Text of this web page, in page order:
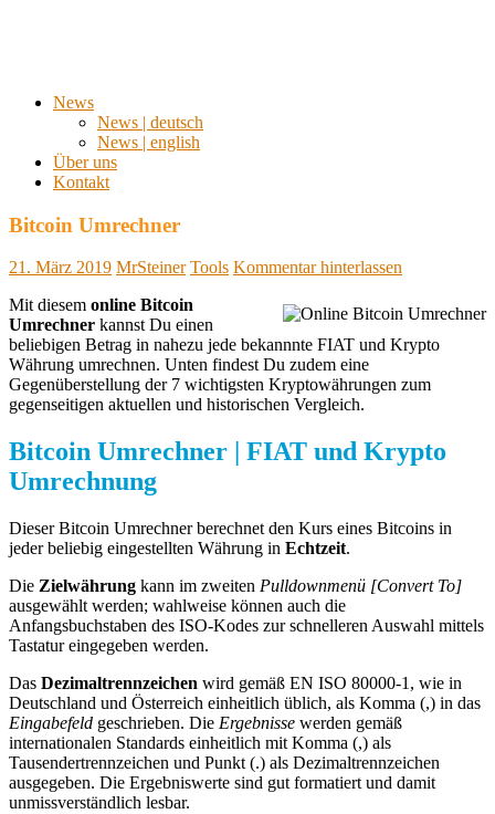
News
News | deutsch
News | english
Über uns
Kontakt
Bitcoin Umrechner
21. März 2019 MrSteiner Tools Kommentar hinterlassen
Mit diesem online Bitcoin
Umrechner kannst Du einen
beliebigen Betrag in nahezu jede bekannnte FIAT und Krypto
Währung umrechnen. Unten findest Du zudem eine
Gegenüberstellung der 7 wichtigsten Kryptowährungen zum
gegenseitigen aktuellen und historischen Vergleich.
Bitcoin Umrechner | FIAT und Krypto
Umrechnung
Dieser Bitcoin Umrechner berechnet den Kurs eines Bitcoins in
jeder beliebig eingestellten Währung in Echtzeit.
Die Zielwährung kann im zweiten Pulldownmenü [Convert To]
ausgewählt werden; wahlweise können auch die
Anfangsbuchstaben des ISO-Kodes zur schnelleren Auswahl mittels
Tastatur eingegeben werden.
Das Dezimaltrennzeichen wird gemäß EN ISO 80000-1, wie in
Deutschland und Österreich einheitlich üblich, als Komma (,) in das
Eingabefeld geschrieben. Die Ergebnisse werden gemäß
internationalen Standards einheitlich mit Komma (,) als
Tausendertrennzeichen und Punkt (.) als Dezimaltrennzeichen
ausgegeben. Die Ergebniswerte sind gut formatiert und damit
unmissverständlich lesbar.